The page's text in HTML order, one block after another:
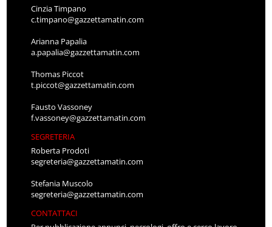
Cinzia Timpano
c.timpano@gazzettamatin.com
Arianna Papalia
a.papalia@gazzettamatin.com
Thomas Piccot
t.piccot@gazzettamatin.com
Fausto Vassoney
f.vassoney@gazzettamatin.com
SEGRETERIA
Roberta Prodoti
segreteria@gazzettamatin.com
Stefania Muscolo
segreteria@gazzettamatin.com
CONTATTACI